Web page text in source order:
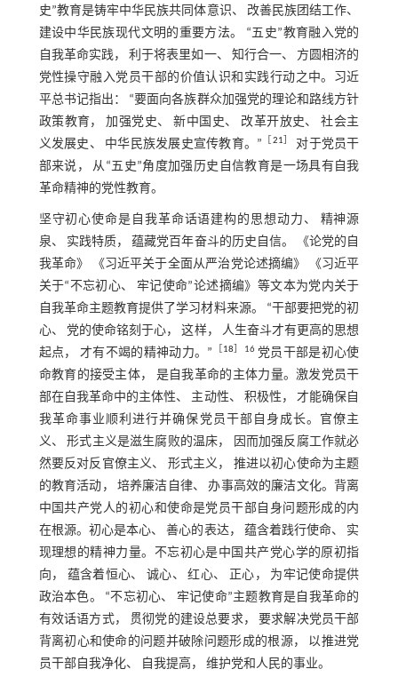
史”教育是铸牢中华民族共同体意识、 改善民族团结工作、
建设中华民族现代文明的重要方法。 “五史”教育融入党的
自我革命实践， 利于将表里如一、 知行合一、 方圆相济的
党性操守融入党员干部的价值认识和实践行动之中。习近
平总书记指出： “要面向各族群众加强党的理论和路线方针
政策教育， 加强党史、 新中国史、 改革开放史、 社会主
义发展史、 中华民族发展史宣传教育。”
21
对于党员干
部来说， 从“五史”角度加强历史自信教育是一场具有自我
革命精神的党性教育。
坚守初心使命是自我革命话语建构的思想动力、 精神源
泉、 实践特质， 蕴藏党百年奋斗的历史自信。 《论党的自
我革命》 《习近平关于全面从严治党论述摘编》 《习近平
关于“不忘初心、 牢记使命”论述摘编》等文本为党内关于
自我革命主题教育提供了学习材料来源。 “干部要把党的初
心、 党的使命铭刻于心， 这样， 人生奋斗才有更高的思想
起点， 才有不竭的精神动力。”
18 ］16党员干部是初心使
命教育的接受主体， 是自我革命的主体力量。激发党员干
部在自我革命中的主体性、 主动性、 积极性， 才能确保自
我革命事业顺利进行并确保党员干部自身成长。官僚主
义、 形式主义是滋生腐败的温床， 因而加强反腐工作就必
然要反对反官僚主义、 形式主义， 推进以初心使命为主题
的教育活动， 培养廉洁自律、 办事高效的廉洁文化。背离
中国共产党人的初心和使命是党员干部自身问题形成的内
在根源。初心是本心、 善心的表达， 蕴含着践行使命、 实
现理想的精神力量。不忘初心是中国共产党心学的原初指
向， 蕴含着恒心、 诚心、 红心、 正心， 为牢记使命提供
政治本色。 “不忘初心、 牢记使命”主题教育是自我革命的
有效话语方式， 贯彻党的建设总要求， 要求解决党员干部
背离初心和使命的问题并破除问题形成的根源， 以推进党
员干部自我净化、 自我提高， 维护党和人民的事业。